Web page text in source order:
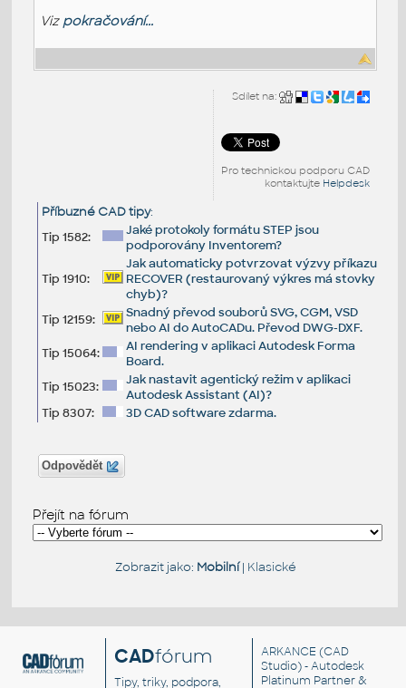
Viz pokračování...
Sdílet na:
Pro technickou podporu CAD
kontaktujte Helpdesk
Příbuzné CAD tipy:
Tip 1582:
Jaké protokoly formátu STEP jsou
podporovány Inventorem?
Tip 1910:
Jak automaticky potvrzovat výzvy příkazu
RECOVER (restaurovaný výkres má stovky
chyb)?
Tip 12159:
Snadný převod souborů SVG, CGM, VSD
nebo AI do AutoCADu. Převod DWG-DXF.
Tip 15064:
AI rendering v aplikaci Autodesk Forma
Board.
Tip 15023:
Jak nastavit agentický režim v aplikaci
Autodesk Assistant (AI)?
Tip 8307:
3D CAD software zdarma.
Odpovědět
Přejít na fórum
Zobrazit jako: Mobilní| Klasické
CADfórum
Tipy, triky, podpora,
ARKANCE (CAD
Studio) - Autodesk
Platinum Partner &